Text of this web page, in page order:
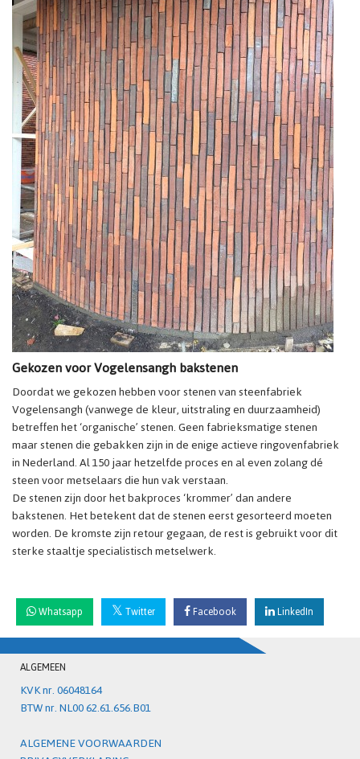
Gekozen voor Vogelensangh bakstenen
Doordat we gekozen hebben voor stenen van steenfabriek
Vogelensangh (vanwege de kleur, uitstraling en duurzaamheid)
betreffen het ‘organische’ stenen. Geen fabrieksmatige stenen
maar stenen die gebakken zijn in de enige actieve ringovenfabriek
in Nederland. Al 150 jaar hetzelfde proces en al even zolang dé
steen voor metselaars die hun vak verstaan.
De stenen zijn door het bakproces ‘krommer’ dan andere
bakstenen. Het betekent dat de stenen eerst gesorteerd moeten
worden. De kromste zijn retour gegaan, de rest is gebruikt voor dit
sterke staaltje specialistisch metselwerk.
Whatsapp Twitter Facebook LinkedIn
ALGEMEEN
KVK nr. 06048164
BTW nr. NL00 62.61.656.B01
ALGEMENE VOORWAARDEN